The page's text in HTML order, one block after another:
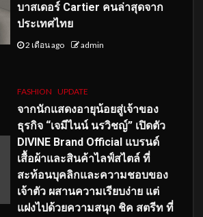
บาสเดอร์ Cartier คนล่าสุดจาก
ประเทศไทย
2 เดือน ago admin
FASHION UPDATE
จากนักแสดงอายุน้อยสู่เจ้าของ
ธุรกิจ “เจมีไนน์ นรวิชญ์” เปิดตัว
DIVINE Brand Official แบรนด์
เสื้อผ้าและสินค้าไลฟ์สไตล์ ที่
สะท้อนบุคลิกและความชอบของ
เจ้าตัว ผสานความเรียบง่าย แต่
แฝงไปด้วยความสนุก ชิค สตรีท ที่